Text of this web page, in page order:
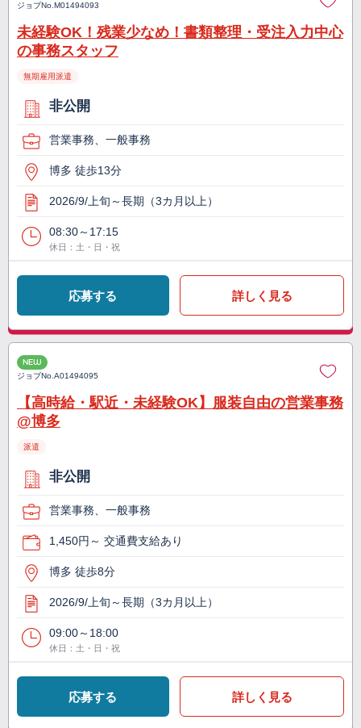
ジョブNo.M01494093
未経験OK！残業少なめ！書類整理・受注入力中心
の事務スタッフ
無期雇用派遣
非公開
営業事務、一般事務
博多 徒歩13分
2026/9/上旬～長期（3カ月以上）
08:30～17:15
休日：土・日・祝
応募する 詳しく見る
NEW
ジョブNo.A01494095
【高時給・駅近・未経験OK】服装自由の営業事務
@博多
派遣
非公開
営業事務、一般事務
1,450円～ 交通費支給あり
博多 徒歩8分
2026/9/上旬～長期（3カ月以上）
09:00～18:00
休日：土・日・祝
応募する 詳しく見る